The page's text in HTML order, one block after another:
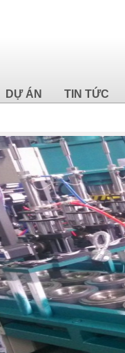
DỰ ÁN TIN TỨC